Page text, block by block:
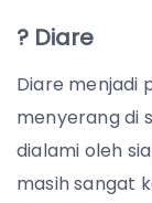
? Diare
Diare menjadi
menyerang di
dialami oleh
masih sangat